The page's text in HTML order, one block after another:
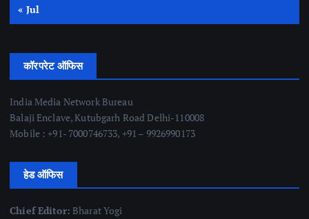
« Jul
कॉरपरेट ऑफिस
India Media Network Bureau
Balaji Enclave, Kutubgarh Road Delhi-110008
Mobile : +91- 7000746733, +91 – 9926990173
हेड ऑफिस
Chief Editor: Bharat Yogi